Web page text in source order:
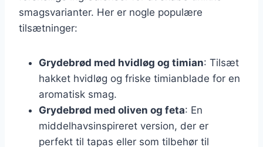
smagsvarianter. Her er nogle populære
tilsætninger:
Grydebrød med hvidløg og timian: Tilsæt
hakket hvidløg og friske timianblade for en
aromatisk smag.
Grydebrød med oliven og feta: En
middelhavsinspireret version, der er
perfekt til tapas eller som tilbehør til